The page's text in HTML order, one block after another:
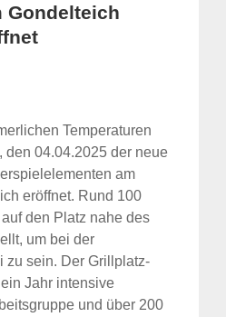
Gondelteich
Temperaturen
den 04.04.2025 der neue
am
eröffnet. Rund 100
den Platz nahe des
um bei der
zu sein. Der Grillplatz-
Jahr intensive
und über 200